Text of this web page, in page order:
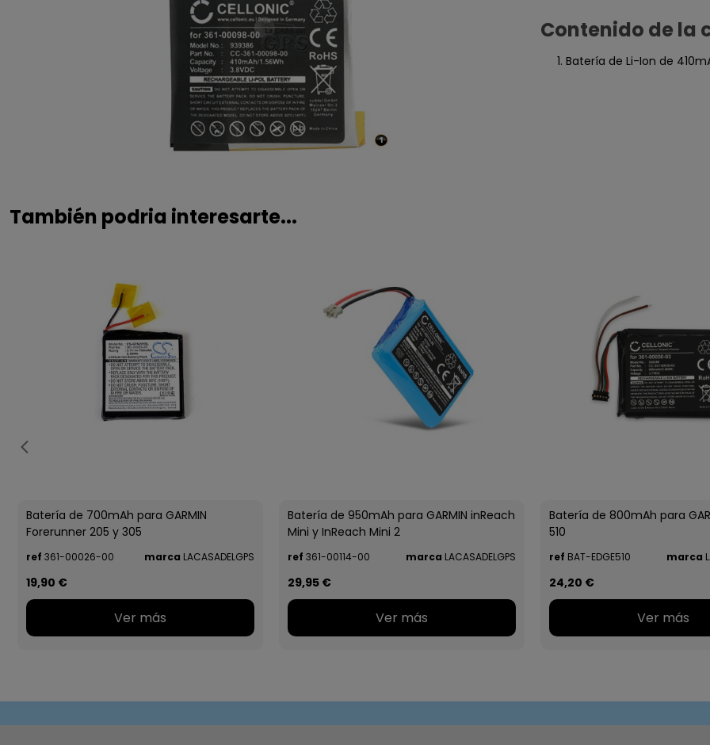
Contenido de la
Batería de Li-Ion de
También podria interesarte...
Batería de 700mAh para GARMIN
Forerunner 205 y 305
ref 361-00026-00 marca LACASADELGPS
19,90 €
Ver más
Batería de 950mAh para GARMIN inReach
Mini y InReach Mini 2
ref 361-00114-00 marca LACASADELGPS
29,95 €
Ver más
Batería de 800mAh para
510
ref BAT-EDGE510 marca
24,20 €
Ver más